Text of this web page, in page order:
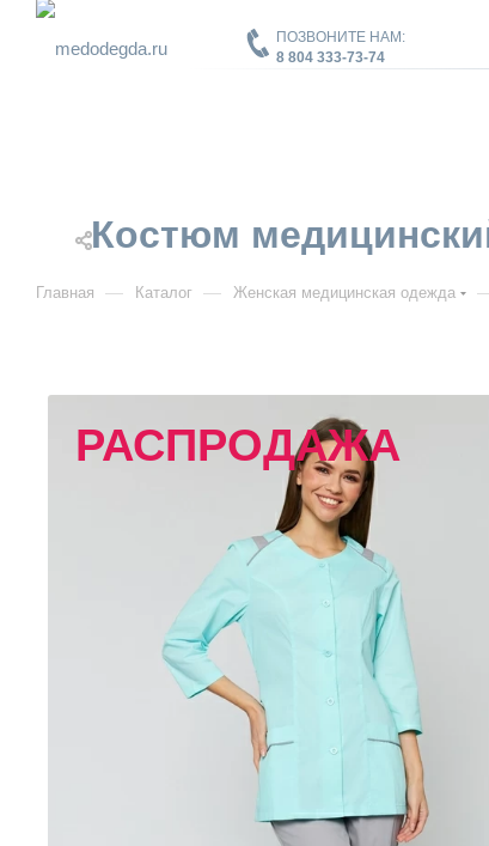
ПОЗВОНИТЕ НАМ:
8 804 333-73-74
Костюм
Главная — Каталог — Женская медицинская одежда
РАСПРОДАЖА